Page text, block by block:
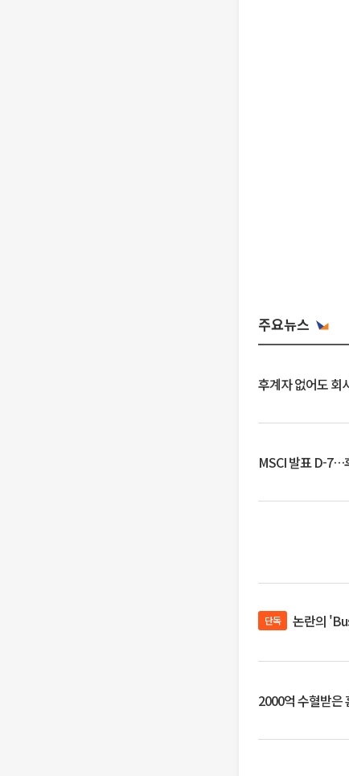
주요뉴스
후계자 없어도 회
MSCI 발표 D-7…
단독 논란의
2000억 수혈받은